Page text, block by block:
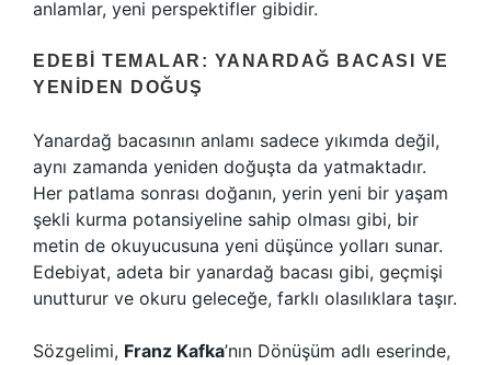
anlamlar, yeni perspektifler gibidir.
EDEBI TEMALAR: YANARDAĞ BACASI VE
YENIDEN DOĞUŞ
Yanardağ bacasının anlamı sadece yıkımda değil,
aynı zamanda yeniden doğuşta da yatmaktadır.
Her patlama sonrası doğanın, yerin yeni bir yaşam
şekli kurma potansiyeline sahip olması gibi, bir
metin de okuyucusuna yeni düşünce yolları sunar.
Edebiyat, adeta bir yanardağ bacası gibi, geçmişi
unutturur ve okuru geleceğe, farklı olasılıklara taşır.
Sözgelimi, Franz Kafka’nın Dönüşüm adlı eserinde,